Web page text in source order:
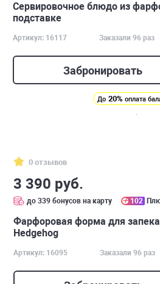
Cервировочное блюдо из
подставке
Артикул: 16117 Заказали 96 раз
Забронировать
До 20% оплата
0 отзывов
3 390 руб.
до 339 бонусов на карту 102
Фарфоровая форма для
Hedgehog
Артикул: 16095 Заказали 96 раз